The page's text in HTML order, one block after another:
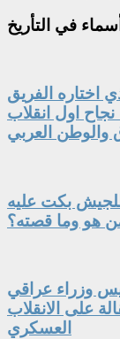
أسماء في التأريخ
اختاره الفريق
اول انقلاب
العربي
بكت عليه
هو وما قصته؟
وزراء عراقي
على الانقلاب
العسكري